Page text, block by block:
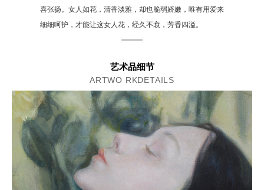
喜张扬。女人如花，清香淡雅，却也脆弱娇嫩，唯有用爱来
细细呵护，才能让这女人花，经久不衰，芳香四溢。
艺术品细节
ARTWO RKDETAILS